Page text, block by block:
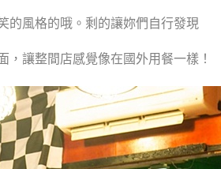
的風格的哦。剩的讓妳們自行發現
讓整間店感覺像在國外用餐一樣！